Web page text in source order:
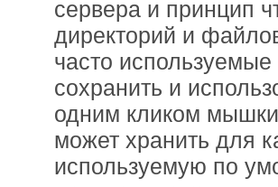
сервера и принцип
директорий и
часто
сохранить и
одним кликом
может хранить для
используемую по